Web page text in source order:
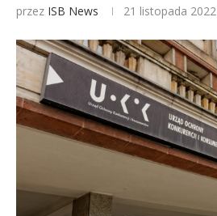
przez ISB News 21 listopada 2022